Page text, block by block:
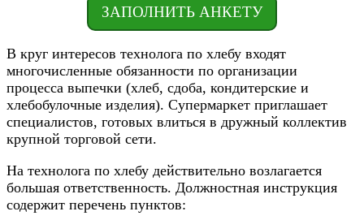
ЗАПОЛНИТЬ АНКЕТУ
В круг интересов технолога по хлебу входят
многочисленные обязанности по организации
процесса выпечки (хлеб, сдоба, кондитерские и
хлебобулочные изделия). Супермаркет приглашает
специалистов, готовых влиться в дружный коллектив
крупной торговой сети.
На технолога по хлебу действительно возлагается
большая ответственность. Должностная инструкция
содержит перечень пунктов: